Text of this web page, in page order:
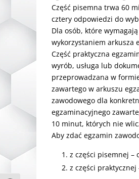
Część pisemna trwa 60
cztery odpowiedzi do
Dla osób, które
wykorzystaniem arkusza
Część praktyczna
wyrób, usługa lub
‎‎przeprowadzana w
zawartego w arkuszu
zawodowego dla
egzaminacyjnego
10 minut, ‎których nie
Aby zdać egzamin
‎z części pisemnej –
z części